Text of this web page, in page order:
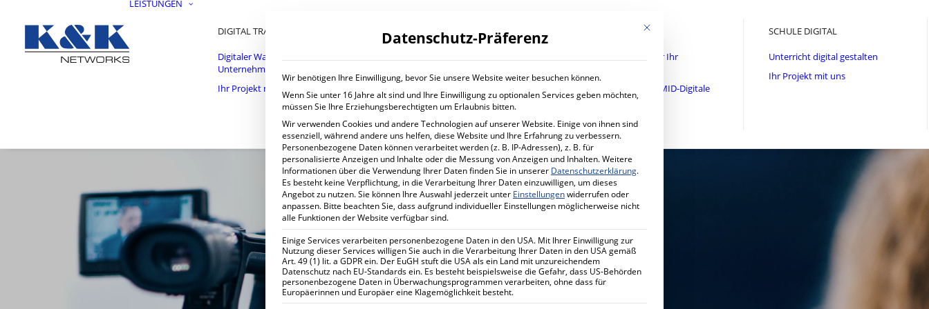
LEISTUNGEN
DIGITAL TRANSFORMATION
Digitaler Wandel im
Unternehmen
Ihr Projekt mit uns
IT SERVICES
IT Managed Services
Ihr Projekt mit uns
CYBER SECURITY
Mehr Sicherheit für Ihr
Förderprogramm MID-Digitale
Sicherheit
Ihr Projekt mit uns
SCHULE DIGITAL
Unterricht digital gestalten
Ihr Projekt mit uns
Mit diesem Button wird der Dialog geschlossen. Seine Funktionalität ist
Datenschutz-Präferenz
Wir benötigen Ihre Einwilligung, bevor Sie unsere Website weiter besuchen können.
Wenn Sie unter 16 Jahre alt sind und Ihre Einwilligung zu optionalen Services geben möchten,
müssen Sie Ihre Erziehungsberechtigten um Erlaubnis bitten.
Wir verwenden Cookies und andere Technologien auf unserer Website. Einige von ihnen sind
essenziell, während andere uns helfen, diese Website und Ihre Erfahrung zu verbessern.
Personenbezogene Daten können verarbeitet werden (z. B. IP-Adressen), z. B. für
personalisierte Anzeigen und Inhalte oder die Messung von Anzeigen und Inhalten.Weitere
Informationen über die Verwendung Ihrer Daten finden Sie in unserer Datenschutzerklärung.
Es besteht keine Verpflichtung, in die Verarbeitung Ihrer Daten einzuwilligen, um dieses
Angebot zu nutzen.Sie können Ihre Auswahl jederzeit unter Einstellungenwiderrufen oder
anpassen. Bitte beachten Sie, dass aufgrund individueller Einstellungen möglicherweise nicht
alle Funktionen der Website verfügbar sind.
Einige Services verarbeiten personenbezogene Daten in den USA. Mit Ihrer Einwilligung zur
Nutzung dieser Services willigen Sie auch in die Verarbeitung Ihrer Daten in den USA gemäß
Art. 49 (1) lit. a GDPR ein. Der EuGH stuft die USA als ein Land mit unzureichendem
Datenschutz nach EU-Standards ein. Es besteht beispielsweise die Gefahr, dass US-Behörden
personenbezogene Daten in Überwachungsprogrammen verarbeiten, ohne dass für
Europäerinnen und Europäer eine Klagemöglichkeit besteht.